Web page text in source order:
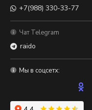
+7(988) 330-33-77
Чат Telegram
raido
Мы в соцсетх: